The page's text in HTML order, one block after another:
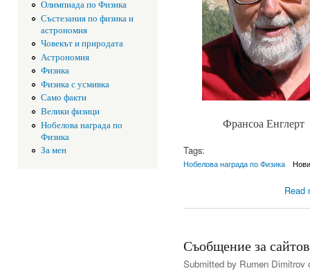
Олимпиада по Физика
Състезания по физика и
астрономия
Човекът и природата
Астрономия
Физика
Физика с усмивка
Само факти
Велики физици
Нобелова награда по
Физика
За мен
Франсоа
Tags:
Нобелова награда по Физика
Read
Съобщение за
Submitted by Rumen Dimitrov